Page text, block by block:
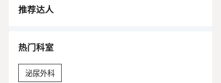
职称97人、中级职称212人、博士后2人、
博士导师资格1人。我院是贵州医科大学直
属附属医院、国家级全科医生转岗培训基
地。现拥有飞利浦64排微平板CT机、西门
子1.5T核磁共振、西门子螺旋CT、大型C臂
推荐达人
热门科室
泌尿外科